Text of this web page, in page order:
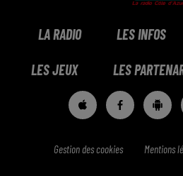
LA RADIO LES INFOS
LES JEUX LES
Gestion des cookies Mentions